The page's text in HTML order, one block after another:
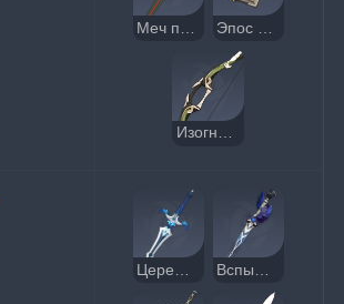
Изогнутый лук